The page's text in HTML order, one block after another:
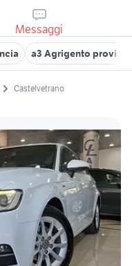
Messaggi
a3 Agrigento
Castelvetrano